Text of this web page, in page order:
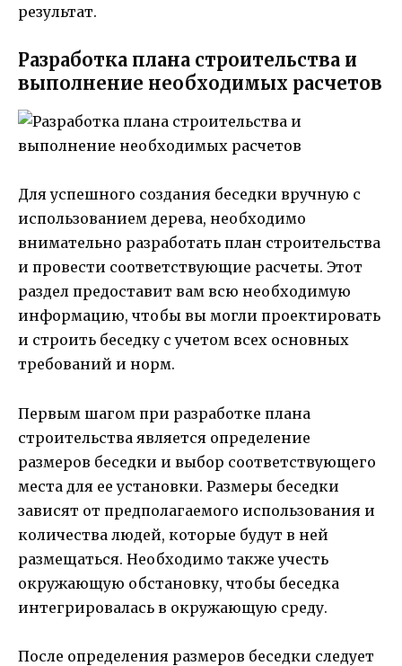
результат.
Разработка плана строительства и
выполнение необходимых расчетов
Для успешного создания беседки вручную с
использованием дерева, необходимо
внимательно разработать план строительства
и провести соответствующие расчеты. Этот
раздел предоставит вам всю необходимую
информацию, чтобы вы могли проектировать
и строить беседку с учетом всех основных
требований и норм.
Первым шагом при разработке плана
строительства является определение
размеров беседки и выбор соответствующего
места для ее установки. Размеры беседки
зависят от предполагаемого использования и
количества людей, которые будут в ней
размещаться. Необходимо также учесть
окружающую обстановку, чтобы беседка
интегрировалась в окружающую среду.
После определения размеров беседки следует